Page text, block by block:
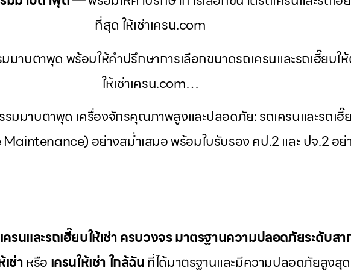
ที่สุด ให้เช่าเครน.com
มาบตาพุด พร้อมให้คำปรึกษาการเลือกขนาดรถเครนและรถเฮี๊ย
ให้เช่าเครน.com…
รมมาบตาพุด เครื่องจักรคุณภาพสูงและปลอดภัย: รถเครนและรถเ
อย่างสม่ำเสมอ พร้อมใบรับรอง คป.2 และ ปจ.2 อ
รนและรถเฮี๊ยบให้เช่า ครบวงจร มาตรฐานความปลอดภัยระดับสา
ช่าหรือ เครนให้เช่าใกล้ฉันที่ได้มาตรฐานและมีความปลอดภัยสูงสุด